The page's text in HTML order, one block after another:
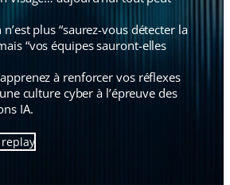
plus “saurez-vous détecter la
“vos équipes sauront-elles
à renforcer vos réflexes
culture cyber à l’épreuve des
IA.
replay